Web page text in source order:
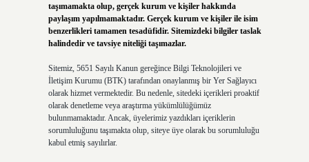
taşımamakta olup, gerçek kurum ve kişiler hakkında
paylaşım yapılmamaktadır. Gerçek kurum ve kişiler ile isim
benzerlikleri tamamen tesadüfidir. Sitemizdeki bilgiler taslak
halindedir ve tavsiye niteliği taşımazlar.
Sitemiz, 5651 Sayılı Kanun gereğince Bilgi Teknolojileri ve
İletişim Kurumu (BTK) tarafından onaylanmış bir Yer Sağlayıcı
olarak hizmet vermektedir. Bu nedenle, sitedeki içerikleri proaktif
olarak denetleme veya araştırma yükümlülüğümüz
bulunmamaktadır. Ancak, üyelerimiz yazdıkları içeriklerin
sorumluluğunu taşımakta olup, siteye üye olarak bu sorumluluğu
kabul etmiş sayılırlar.